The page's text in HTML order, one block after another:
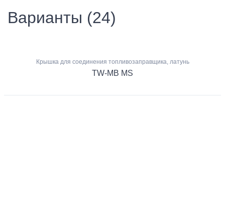
Варианты (24)
Крышка для соединения топливозаправщика, латунь
TW-MB MS